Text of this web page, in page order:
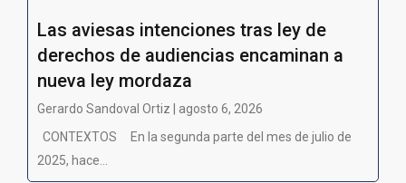
Las aviesas intenciones tras ley de
derechos de audiencias encaminan a
nueva ley mordaza
Gerardo Sandoval Ortiz | agosto 6, 2026
CONTEXTOS En la segunda parte del mes de julio de
2025, hace...